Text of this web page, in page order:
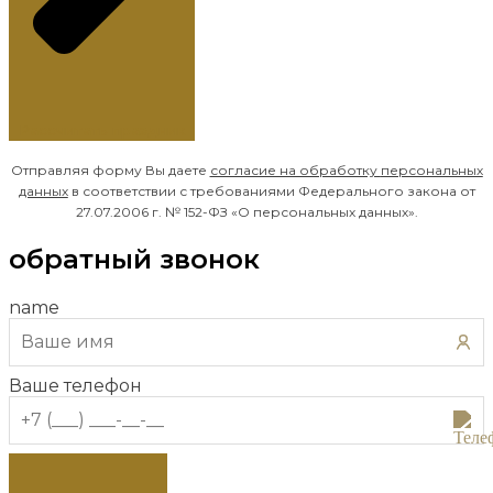
Отправляя форму Вы даете согласие на обработку персональных
данныхв соответствии с требованиями Федерального закона от
27.07.2006 г. № 152-ФЗ «О персональных данных».
обратный звонок
name
Ваше телефон